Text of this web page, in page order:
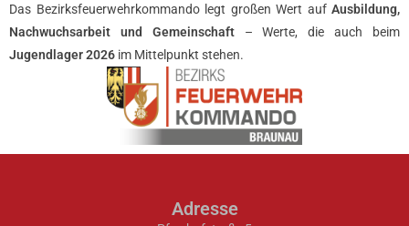
Das Bezirksfeuerwehrkommando legt großen Wert auf Ausbildung,
Nachwuchsarbeit und Gemeinschaft– Werte, die auch beim
Jugendlager 2026 im Mittelpunkt stehen.
Adresse